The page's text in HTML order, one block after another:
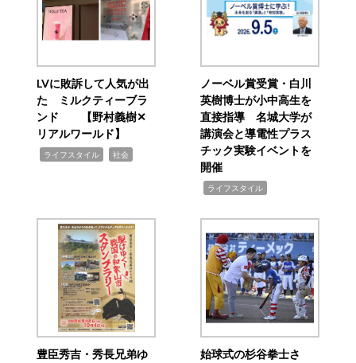
LVに敗訴して人気が出
た ミルクティーブラ
ンド 【野村義樹✕
リアルワールド】
ライフスタイル 社会
ノーベル賞受賞・白川
英樹博士が小中高生を
直接指導 名城大学が
講演会と導電性プラス
チック実験イベントを
開催
ライフスタイル
豊臣秀吉・秀長兄弟ゆ
始球式の杉谷拳士さ